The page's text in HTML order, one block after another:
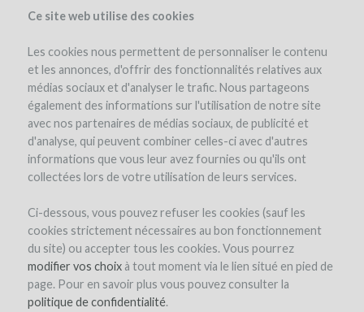
Ce site web utilise des cookies
Les cookies nous permettent de personnaliser le contenu
et les annonces, d'offrir des fonctionnalités relatives aux
médias sociaux et d'analyser le trafic. Nous partageons
également des informations sur l'utilisation de notre site
avec nos partenaires de médias sociaux, de publicité et
d'analyse, qui peuvent combiner celles-ci avec d'autres
informations que vous leur avez fournies ou qu'ils ont
collectées lors de votre utilisation de leurs services.
Ci-dessous, vous pouvez refuser les cookies (sauf les
cookies strictement nécessaires au bon fonctionnement
du site) ou accepter tous les cookies. Vous pourrez
modifier vos choixà tout moment via le lien situé en pied de
page. Pour en savoir plus vous pouvez consulter la
politique de confidentialité.
Domaine Sarrat de Goundy
COMPRA DE ÁNFORAS PARA UNA
NUEVA CUVÉE DE VINO BLANCO